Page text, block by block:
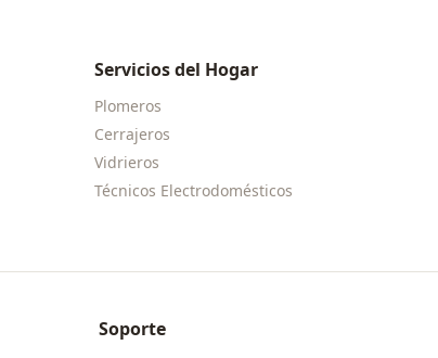
Servicios del Hogar
Plomeros
Cerrajeros
Vidrieros
Técnicos Electrodomésticos
Soporte